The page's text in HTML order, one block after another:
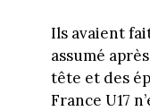
Ils avaient
assumé
tête et des
France U17